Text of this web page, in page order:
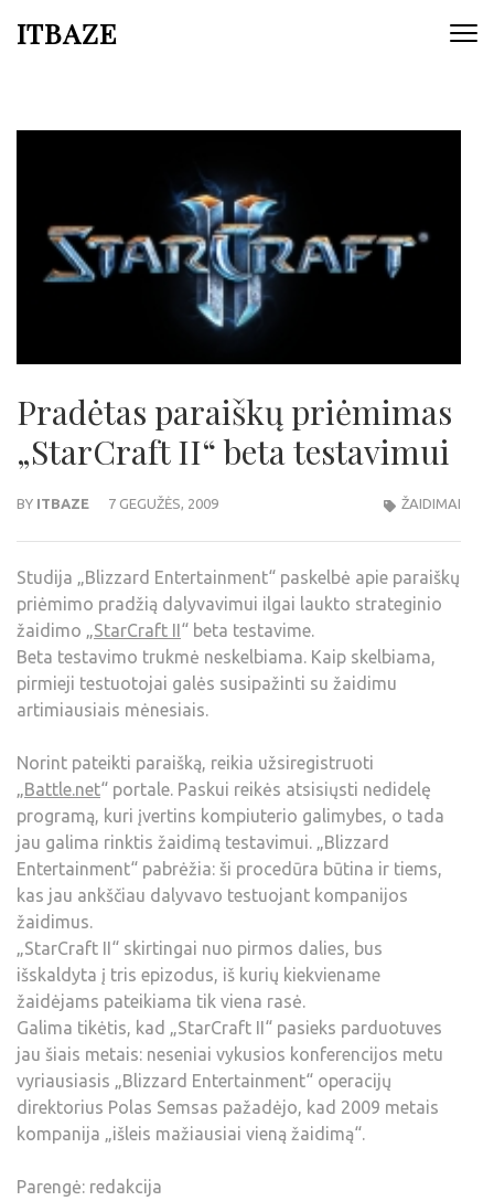
ITBAZE
Pradėtas paraiškų priėmimas
„StarCraft II“ beta testavimui
BY ITBAZE 7 GEGUŽĖS, 2009 ŽAIDIMAI
Studija „Blizzard Entertainment“ paskelbė apie paraiškų
priėmimo pradžią dalyvavimui ilgai laukto strateginio
žaidimo „ StarCraft II“ beta testavime.
Beta testavimo trukmė neskelbiama. Kaip skelbiama,
pirmieji testuotojai galės susipažinti su žaidimu
artimiausiais mėnesiais.
Norint pateikti paraišką, reikia užsiregistruoti
Battle.net“ portale. Paskui reikės atsisiųsti nedidelę
programą, kuri įvertins kompiuterio galimybes, o tada
jau galima rinktis žaidimą testavimui. „Blizzard
Entertainment“ pabrėžia: ši procedūra būtina ir tiems,
kas jau ankščiau dalyvavo testuojant kompanijos
žaidimus.
„StarCraft II“ skirtingai nuo pirmos dalies, bus
išskaldyta į tris epizodus, iš kurių kiekviename
žaidėjams pateikiama tik viena rasė.
Galima tikėtis, kad „StarCraft II“ pasieks parduotuves
jau šiais metais: neseniai vykusios konferencijos metu
vyriausiasis „Blizzard Entertainment“ operacijų
direktorius Polas Semsas pažadėjo, kad 2009 metais
kompanija „išleis mažiausiai vieną žaidimą“.
Parengė: redakcija